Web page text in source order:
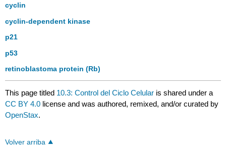
cyclin
cyclin-dependent kinase
p21
p53
retinoblastoma protein (Rb)
This page titled 10.3: Control del Ciclo Celular is shared under a
CC BY 4.0 license and was authored, remixed, and/or curated by
OpenStax.
Volver arriba